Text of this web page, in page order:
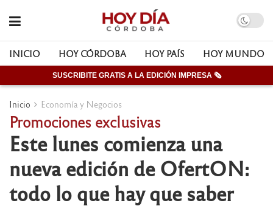
INICIO HOY CÓRDOBA HOY PAÍS HOY MUNDO
SUSCRIBITE GRATIS A LA EDICIÓN IMPRESA 🗞
Inicio Economía y Negocios
Promociones exclusivas
Este lunes comienza una
nueva edición de OfertON:
todo lo que hay que saber